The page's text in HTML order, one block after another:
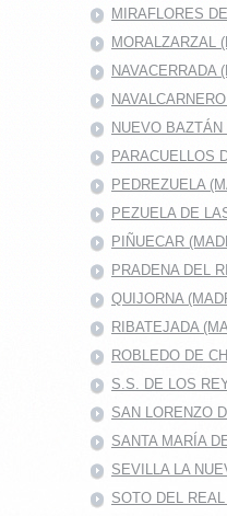
MIRAFLORES
MORALZARZAL
NAVACERRADA
NUEVO BAZTÁN
PARACUELLOS
PEDREZUELA
PEZUELA DE
PIÑUECAR
PRADENA DEL
QUIJORNA
RIBATEJADA
ROBLEDO DE
S.S. DE LOS
SAN LORENZO
SANTA MARÍA
SEVILLA LA
SOTO DEL